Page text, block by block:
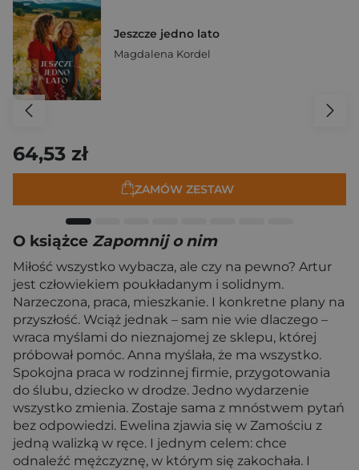
Jeszcze jedno lato
Magdalena Kordel
64,53 zł
ZAMÓW ZESTAW
O książce Zapomnij o nim
Miłość wszystko wybacza, ale czy na pewno? Artur
jest człowiekiem poukładanym i solidnym.
Narzeczona, praca, mieszkanie. I konkretne plany na
przyszłość. Wciąż jednak – sam nie wie dlaczego –
wraca myślami do nieznajomej ze sklepu, której
próbował pomóc. Anna myślała, że ma wszystko.
Spokojna praca w rodzinnej firmie, przygotowania
do ślubu, dziecko w drodze. Jedno wydarzenie
wszystko zmienia. Zostaje sama z mnóstwem pytań
bez odpowiedzi. Ewelina zjawia się w Zamościu z
jedną walizką w ręce. I jednym celem: chce
odnaleźć mężczyznę, w którym się zakochała. I